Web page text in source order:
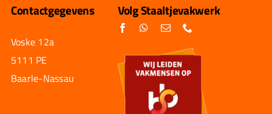
Contactgegevens
Voske 12a
5111 PE
Baarle-Nassau
Volg Staaltjevakwerk